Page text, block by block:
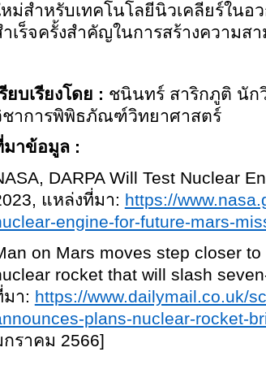
ม่สำหรับเทคโนโลยีนิวเคลียร์ใน
เร็จครั้งสำคัญในการสร้างความส
ยบเรียงโดย : ชนินทร์ สาริกภูติ นัก
ชาการพิพิธภัณฑ์วิทยาศาสตร์
าข้อมูล :
DARPA Will Test Nuclear
แหล่งที่มา: https://
engine-for-future-mars-
on Mars moves step closer
rocket that will slash
า: https://www.dailymail.co.uk/
plans-nuclear-rocket-
ราคม 2566]